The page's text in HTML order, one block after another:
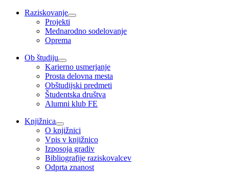
Raziskovanje
Projekti
Mednarodno sodelovanje
Oprema
Ob študiju
Karierno usmerjanje
Prosta delovna mesta
Obštudijski predmeti
Študentska društva
Alumni klub FE
Knjižnica
O knjižnici
Vpis v knjižnico
Izposoja gradiv
Bibliografije raziskovalcev
Odprta znanost